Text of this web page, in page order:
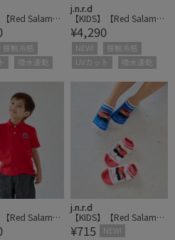
Red Salaman
ントプリントT
接触冷感
吸水速乾
j.n.r.d
【KIDS】【Red Salaman
der】プリントポロ
¥4,290
NEW!
接触冷感
UVカット
吸水速乾
Red Salaman
トポロ
j.n.r.d
【KIDS】【Red Salaman
der】スニーカーソック
¥715 NEW!